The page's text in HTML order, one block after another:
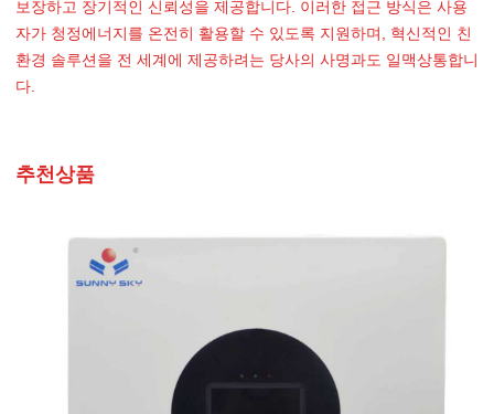
보장하고 장기적인 신뢰성을 제공합니다. 이러한 접근 방식은 사용
자가 청정에너지를 온전히 활용할 수 있도록 지원하며, 혁신적인 친
환경 솔루션을 전 세계에 제공하려는 당사의 사명과도 일맥상통합니
다.
추천상품